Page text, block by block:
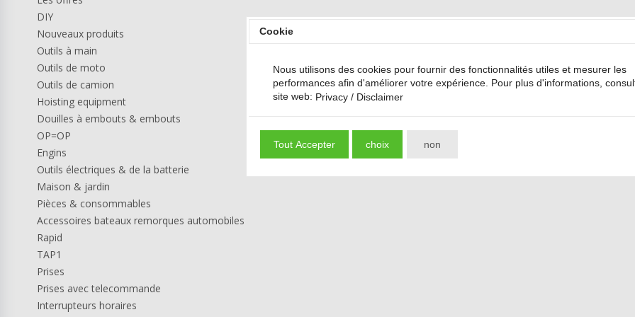
DIY
Nouveaux produits
Outils à main
Outils de moto
Outils de camion
Hoisting equipment
Douilles à embouts & embouts
OP=OP
Engins
Outils électriques & de la batterie
Maison & jardin
Pièces & consommables
Accessoires bateaux remorques automobiles
Rapid
TAP1
Prises
Prises avec telecommande
Interrupteurs horaires
Cookie
Nous utilisons des cookies pour fournir des fonctionnalités utiles et mesurer les
performances afin d'améliorer votre expérience. Pour plus d'informations,
site web: Privacy / Disclaimer
Tout Accepter choix non